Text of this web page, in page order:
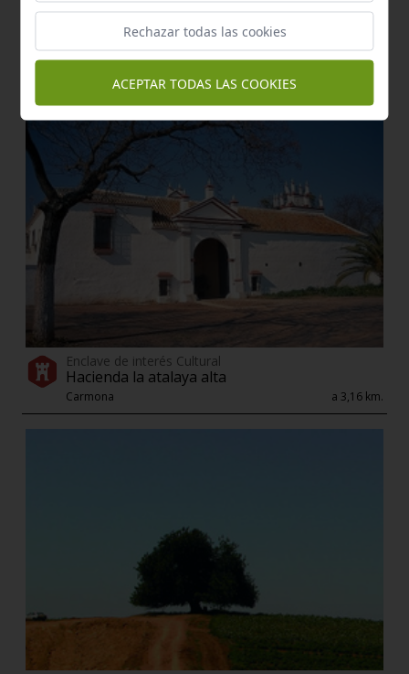
Enclave de interés Cultural
Hacienda la concepción
Enclave de interés Cultural
Hacienda la atalaya alta
Carmona a 3,16 km.
Rechazar todas las cookies
ACEPTAR TODAS LAS COOKIES